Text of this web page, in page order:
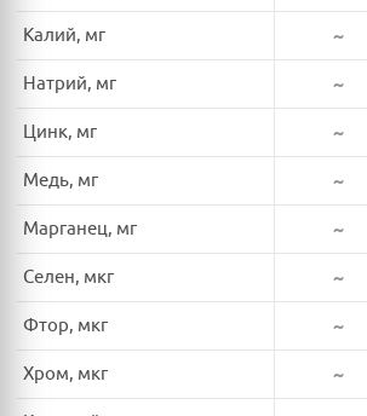
Калий, мг ~
Натрий, мг ~
Цинк, мг ~
Медь, мг ~
Марганец, мг ~
Селен, мкг ~
Фтор, мкг ~
Хром, мкг ~